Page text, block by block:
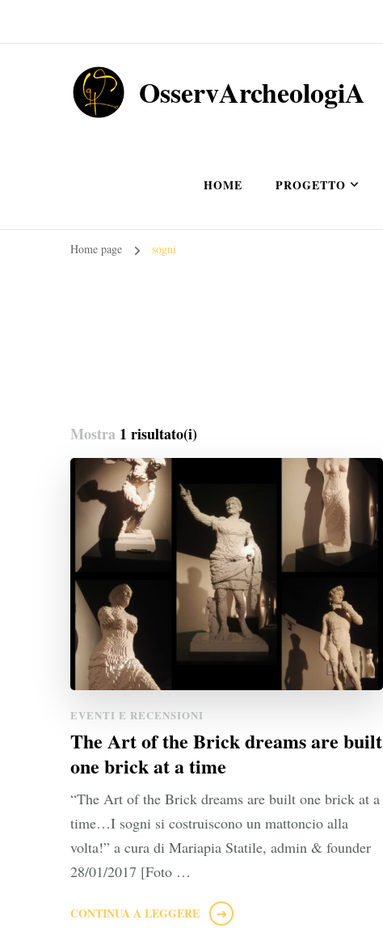
OsservArcheologiA
HOME PROGETTO
Home page sogni
Mostra 1 risultato(i)
EVENTI E RECENSIONI
The Art of the Brick dreams are built
one brick at a time
“The Art of the Brick dreams are built one brick at a
time…I sogni si costruiscono un mattoncio alla
volta!” a cura di Mariapia Statile, admin & founder
28/01/2017 [Foto …
CONTINUA A LEGGERE